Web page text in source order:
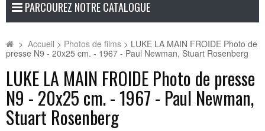
PARCOUREZ NOTRE CATALOGUE
> Accueil > Photos de films > LUKE LA MAIN FROIDE Photo de
presse N9 - 20x25 cm. - 1967 - Paul Newman, Stuart Rosenberg
LUKE LA MAIN FROIDE Photo de presse
N9 - 20x25 cm. - 1967 - Paul Newman,
Stuart Rosenberg